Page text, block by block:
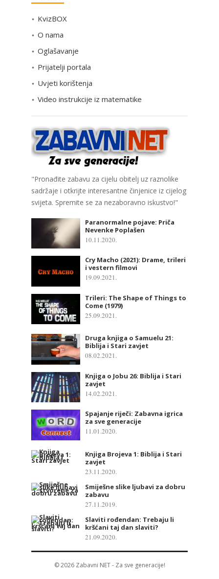
g
i
j
KvizBOX
O nama
Oglašavanje
Prijatelji portala
Uvjeti korištenja
Video instrukcije iz matematike
"Pronađite zabavu za cijelu obitelj uz raznolike
sadržaje i otkrijte interesantne činjenice iz cijelog
svijeta. Spremite se za nezaboravno iskustvo!"
Paranormalne pojave: Priča
Nevenke Poplašen
10.11.2020.
Cry Macho (2021): Drame, trileri
i vestern filmovi
19.09.2021.
Trileri: The Shape of Things to
Come (1979)
25.09.2021.
Druga knjiga o Samuelu 21:
Biblija i Stari zavjet
08.02.2021.
Knjiga o Jobu 26: Biblija i Stari
zavjet
14.02.2021.
Spajanje riječi: Zabavna igrica
za sve generacije
11.01.2020.
Knjiga Brojeva 1: Biblija i Stari
zavjet
23.11.2020.
Smiješne slike ljubavi za dobru
zabavu
27.11.2019.
Slaviti rođendan: Trebaju li
kršćani taj dan slaviti?
21.09.2020.
© 2026 Zabavni NET- Za sve generacije!